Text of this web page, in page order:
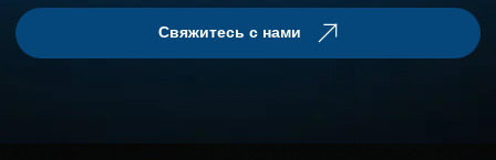
Свяжитесь с нами